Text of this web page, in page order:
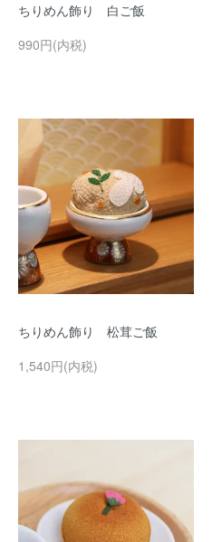
ちりめん飾り 白ご飯
990円(内税)
ちりめん飾り 松茸ご飯
1,540円(内税)